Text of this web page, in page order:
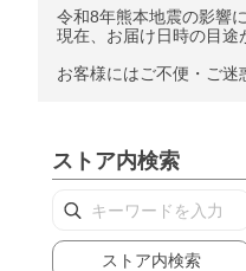
令和8年熊本地震の影響
現在、お届け日時の目途
お客様にはご不便・ご迷
ストア内検索
ストア内検索